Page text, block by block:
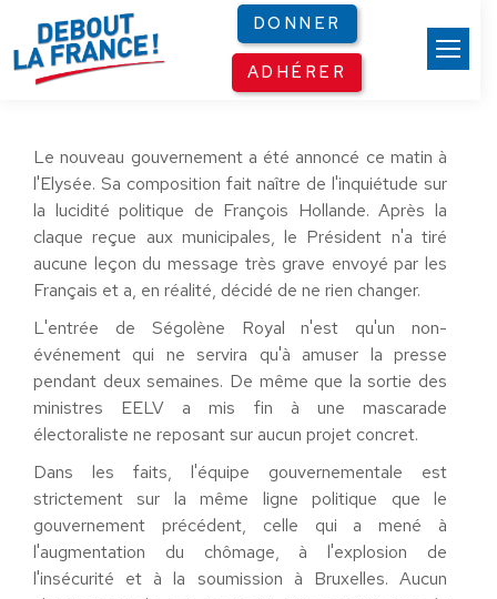
DONNER
ADHÉRER
Le nouveau gouvernement a été annoncé ce matin à
l'Elysée. Sa composition fait naître de l'inquiétude sur
la lucidité politique de François Hollande. Après la
claque reçue aux municipales, le Président n'a tiré
aucune leçon du message très grave envoyé par les
Français et a, en réalité, décidé de ne rien changer.
L'entrée de Ségolène Royal n'est qu'un non-
événement qui ne servira qu'à amuser la presse
pendant deux semaines. De même que la sortie des
ministres EELV a mis fin à une mascarade
électoraliste ne reposant sur aucun projet concret.
Dans les faits, l'équipe gouvernementale est
strictement sur la même ligne politique que le
gouvernement précédent, celle qui a mené à
l'augmentation du chômage, à l'explosion de
l'insécurité et à la soumission à Bruxelles. Aucun
Panneau de gestion des cookies